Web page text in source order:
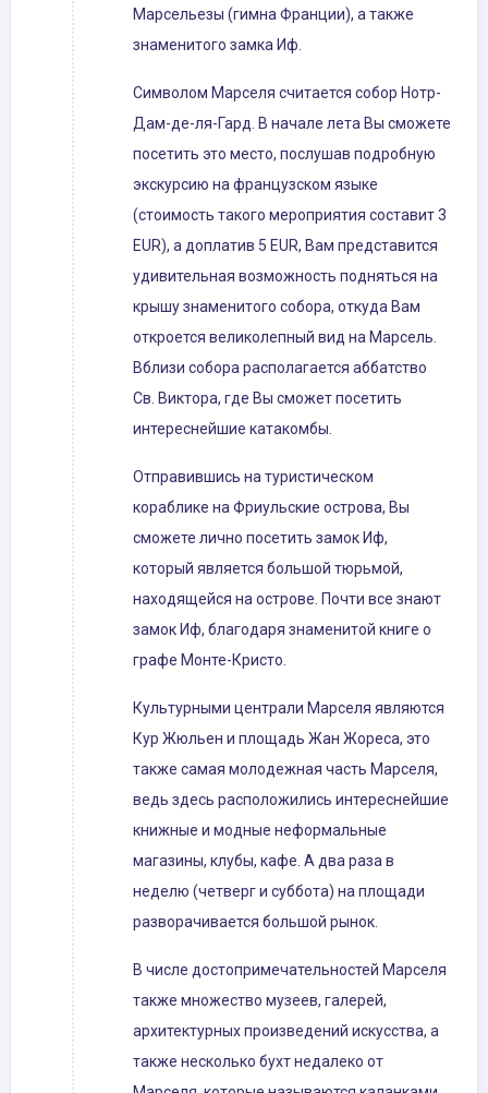
Марсельезы (гимна Франции), а также
знаменитого замка Иф.
Символом Марселя считается собор Нотр-
Дам-де-ля-Гард. В начале лета Вы сможете
посетить это место, послушав подробную
экскурсию на французском языке
(стоимость такого мероприятия составит 3
EUR), а доплатив 5 EUR, Вам представится
удивительная возможность подняться на
крышу знаменитого собора, откуда Вам
откроется великолепный вид на Марсель.
Вблизи собора располагается аббатство
Св. Виктора, где Вы сможет посетить
интереснейшие катакомбы.
Отправившись на туристическом
кораблике на Фриульские острова, Вы
сможете лично посетить замок Иф,
который является большой тюрьмой,
находящейся на острове. Почти все знают
замок Иф, благодаря знаменитой книге о
графе Монте-Кристо.
Культурными централи Марселя являются
Кур Жюльен и площадь Жан Жореса, это
также самая молодежная часть Марселя,
ведь здесь расположились интереснейшие
книжные и модные неформальные
магазины, клубы, кафе. А два раза в
неделю (четверг и суббота) на площади
разворачивается большой рынок.
В числе достопримечательностей Марселя
также множество музеев, галерей,
архитектурных произведений искусства, а
также несколько бухт недалеко от